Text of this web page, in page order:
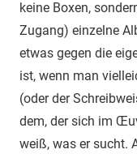
keine Boxen,
Zugang) einzelne
etwas gegen die
ist, wenn man
(oder der
dem, der sich im
weiß, was er sucht.